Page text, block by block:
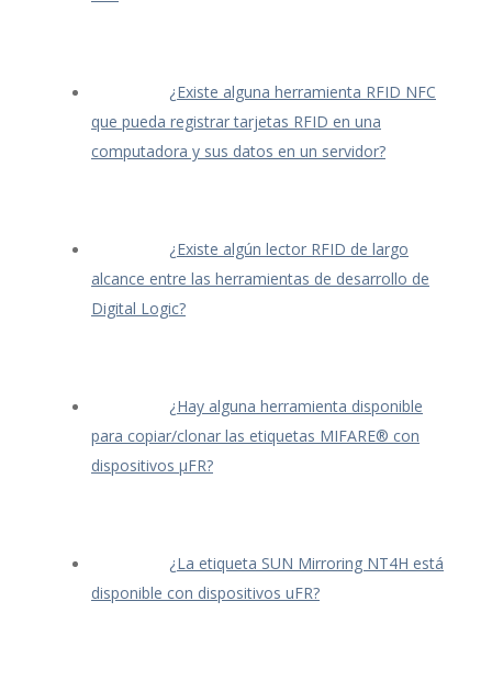
¿Existe alguna herramienta RFID NFC
que pueda registrar tarjetas RFID en una
computadora y sus datos en un servidor?
¿Existe algún lector RFID de largo
alcance entre las herramientas de desarrollo de
Digital Logic?
¿Hay alguna herramienta disponible
para copiar/clonar las etiquetas MIFARE® con
dispositivos μFR?
¿La etiqueta SUN Mirroring NT4H está
disponible con dispositivos uFR?